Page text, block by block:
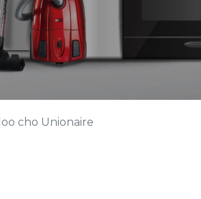
cho Unionaire